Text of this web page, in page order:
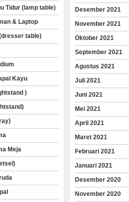
Tidur (lamp table)
& Laptop
table)
Kayu
)
Meja
Desember 2021
November 2021
Oktober 2021
September 2021
Agustus 2021
Juli 2021
Juni 2021
Mei 2021
April 2021
Maret 2021
Februari 2021
Januari 2021
Desember 2020
November 2020